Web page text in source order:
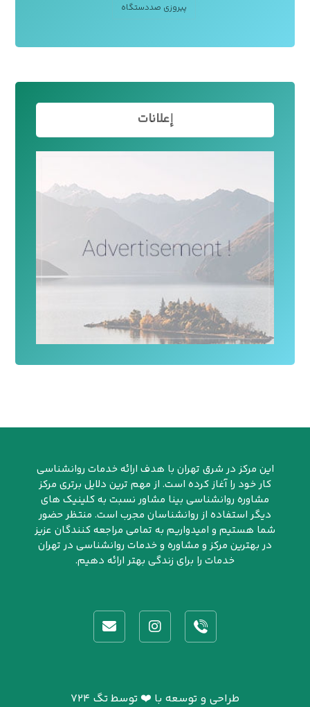
پیروزی صددستگاه
إعلانات
این مرکز در شرق تهران با هدف ارائه خدمات روانشناسی
کار خود را آغاز کرده است. از مهم ترین دلایل برتری مرکز
مشاوره روانشناسی بینا مشاور نسبت به کلینیک های
دیگر استفاده از روانشناسان مجرب است. منتظر حضور
شما هستیم و امیدواریم به تمامی مراجعه کنندگان عزیز
در بهترین مرکز و مشاوره و خدمات روانشناسی در تهران
خدمات را برای زندگی بهتر ارائه دهیم.
طراحی و توسعه با ❤️ توسط تگ ۷۲۴